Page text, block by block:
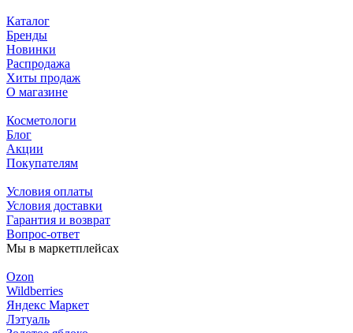
Каталог
Бренды
Новинки
Распродажа
Хиты продаж
О магазине
Косметологи
Блог
Акции
Покупателям
Условия оплаты
Условия доставки
Гарантия и возврат
Вопрос-ответ
Мы в маркетплейсах
Ozon
Wildberries
Яндекс Маркет
Лэтуаль